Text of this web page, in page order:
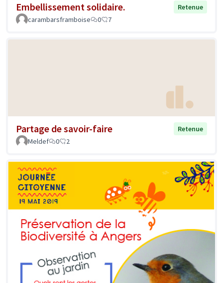
Embellissement solidaire.
Retenue
carambarsframboise
0 7
Partage de savoir-faire
Retenue
Meldef
0 2